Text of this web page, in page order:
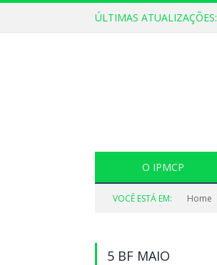
ÚLTIMAS ATUALIZAÇÕES:
O IPMCP
VOCÊ ESTÁ EM: Home
5 BF MAIO